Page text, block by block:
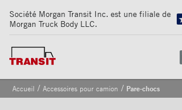
Société Morgan Transit Inc. est une filiale de
Morgan Truck Body LLC.
Accueil / Accessoires pour camion / Pare-chocs